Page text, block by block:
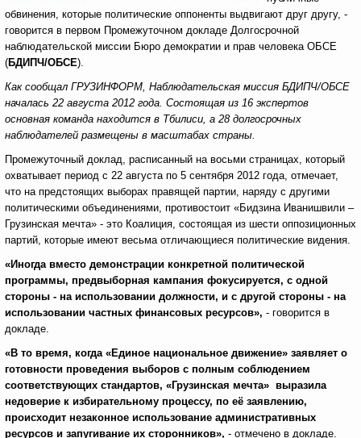
обвинения, которые политические оппоненты выдвигают друг другу, -
говорится в первом Промежуточном докладе Долгосрочной
наблюдательской миссии Бюро демократии и прав человека ОБСЕ
(БДИПЧ/ОБСЕ).
Как сообщал ГРУЗИНФОРМ, Наблюдательская миссия БДИПЧ/ОБСЕ
началась 22 августа 2012 года. Состоящая из 16 экспертов
основная команда находится в Тбилиси, а 28 долгосрочных
наблюдателей размещены в масштабах страны.
Промежуточный доклад, расписанный на восьми страницах, который
охватывает период с 22 августа по 5 сентября 2012 года, отмечает,
что на предстоящих выборах правящей партии, наряду с другими
политическими объединениями, противостоит «Бидзина Иванишвили –
Грузинская мечта» - это Коалиция, состоящая из шести оппозиционных
партий, которые имеют весьма отличающиеся политические видения.
«Иногда вместо демонстрации конкретной политической
программы, предвыборная кампания фокусируется, с одной
стороны - на использовании должности, и с другой стороны - на
использовании частных финансовых ресурсов», - говорится в
докладе.
«В то время, когда «Единое национальное движение» заявляет о
готовности проведения выборов с полным соблюдением
соответствующих стандартов, «Грузинская мечта» выразила
недоверие к избирательному процессу, по её заявлению,
происходит незаконное использование административных
ресурсов и запугивание их сторонников», - отмечено в докладе.